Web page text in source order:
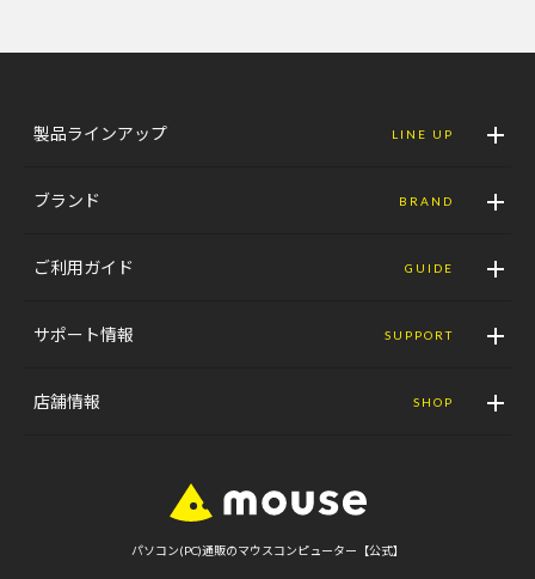
製品ラインアップ LINE UP
ブランド BRAND
ご利用ガイド GUIDE
サポート情報 SUPPORT
店舗情報 SHOP
パソコン(PC)通販のマウスコンピューター【公式】